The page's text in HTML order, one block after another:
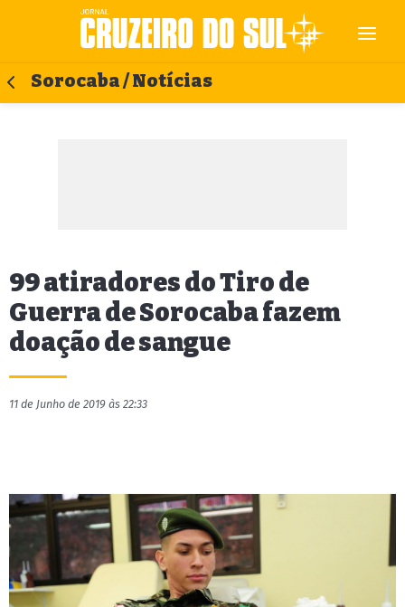
Sorocaba / Notícias
99 atiradores do Tiro de
Guerra de Sorocaba fazem
doação de sangue
11 de Junho de 2019 às 22:33